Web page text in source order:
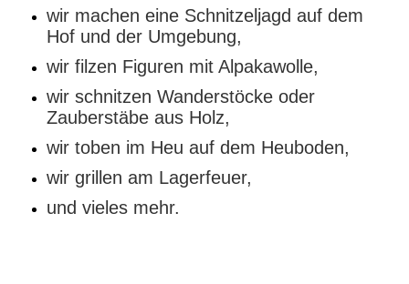
wir machen eine Schnitzeljagd auf dem
Hof und der Umgebung,
wir filzen Figuren mit Alpakawolle,
wir schnitzen Wanderstöcke oder
Zauberstäbe aus Holz,
wir toben im Heu auf dem Heuboden,
wir grillen am Lagerfeuer,
und vieles mehr.